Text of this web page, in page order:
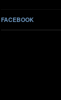
FACEBOOK